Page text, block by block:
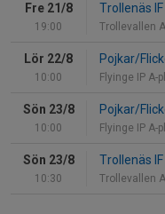
Fre 21/8
19:00
Trollenäs IF
Trollevallen
Lör 22/8
10:00
Pojkar/
Flyinge IP A-
Sön 23/8
10:00
Pojkar/
Flyinge IP A-
Sön 23/8
10:30
Trollenäs
Trollevallen